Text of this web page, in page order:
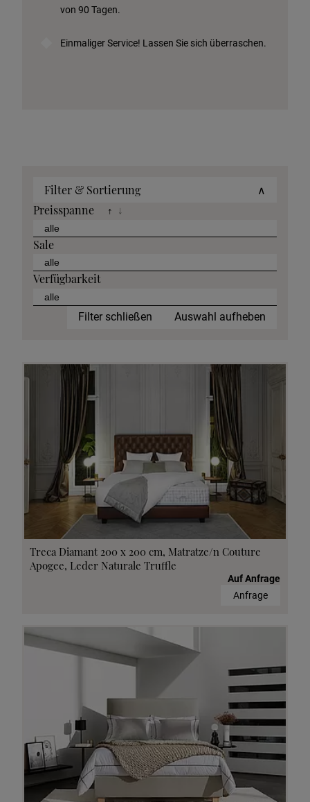
von 90 Tagen.
Einmaliger Service! Lassen Sie sich überraschen.
Filter & Sortierung
∧
Preisspanne
↑ ↓
Sale
Verfügbarkeit
Filter schließen Auswahl aufheben
Treca Diamant 200 x 200 cm, Matratze/n Couture
Apogee, Leder Naturale Truffle
Auf Anfrage
Anfrage